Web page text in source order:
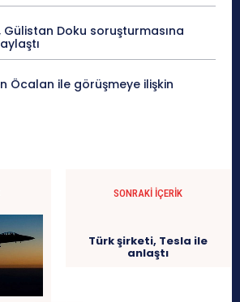
Gülistan Doku soruşturmasına
Öcalan ile görüşmeye ilişkin
SONRAKI İÇERIK
Türk şirketi, Tesla ile
anlaştı